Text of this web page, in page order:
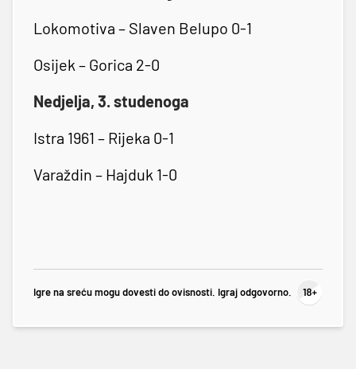
Lokomotiva – Slaven Belupo 0-1
Osijek – Gorica 2-0
Nedjelja, 3. studenoga
Istra 1961 – Rijeka 0-1
Varaždin – Hajduk 1-0
Igre na sreću mogu dovesti do ovisnosti. Igraj odgovorno.